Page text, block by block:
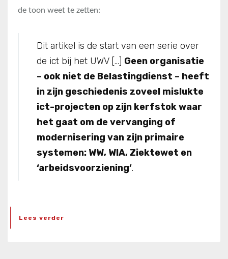
de toon weet te zetten:
Dit artikel is de start van een serie over
de ict bij het UWV […] Geen organisatie
– ook niet de Belastingdienst – heeft
in zijn geschiedenis zoveel mislukte
ict-projecten op zijn kerfstok waar
het gaat om de vervanging of
modernisering van zijn primaire
systemen: WW, WIA, Ziektewet en
‘arbeidsvoorziening’.
Lees verder